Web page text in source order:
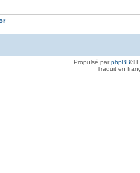
Propulsé parphpBB®
Traduit en